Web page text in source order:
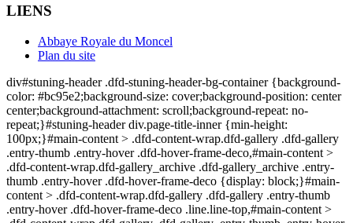
LIENS
Abbaye Royale du Moncel
Plan du site
div#stuning-header .dfd-stuning-header-bg-container {background-
color: #bc95e2;background-size: cover;background-position: center
center;background-attachment: scroll;background-repeat: no-
repeat;}#stuning-header div.page-title-inner {min-height:
100px;}#main-content > .dfd-content-wrap.dfd-gallery .dfd-gallery
.entry-thumb .entry-hover .dfd-hover-frame-deco,#main-content >
.dfd-content-wrap.dfd-gallery_archive .dfd-gallery_archive .entry-
thumb .entry-hover .dfd-hover-frame-deco {display: block;}#main-
content > .dfd-content-wrap.dfd-gallery .dfd-gallery .entry-thumb
.entry-hover .dfd-hover-frame-deco .line.line-top,#main-content >